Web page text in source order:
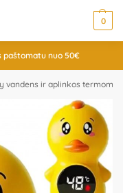
0
paštomatu nuo 50€
vandens ir aplinkos